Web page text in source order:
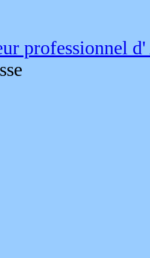
professionnel